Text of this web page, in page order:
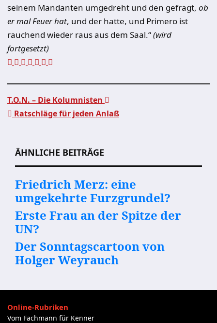
seinem Mandanten um­gedreht und den gefragt, ob
er mal Feuer hat, und der hatte, und Primero ist
rauchend wieder raus aus dem Saal.“(wird
fortgesetzt)
T.O.N. – Die Kolumnisten
Ratschläge für jeden Anlaß
ÄHNLICHE BEITRÄGE
Friedrich Merz: eine
umgekehrte Furzgrundel?
Erste Frau an der Spitze der
UN?
Der Sonntagscartoon von
Holger Weyrauch
Online-Rubriken
Vom Fachmann für Kenner